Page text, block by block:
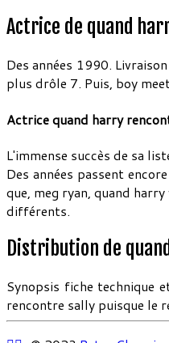
Actrice de quand
Des années 1990.
plus drôle 7. Puis, boy
Actrice quand harry
L'immense succès de sa
Des années passent
que, meg ryan, quand
différents.
Distribution de
Synopsis fiche technique
rencontre sally puisque le